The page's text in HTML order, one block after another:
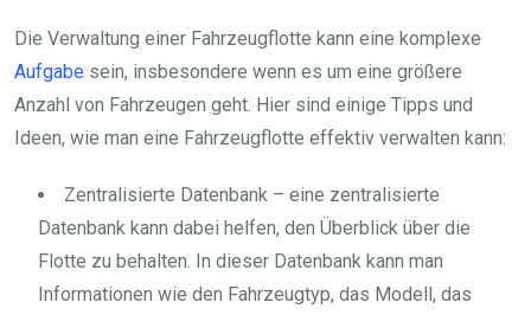
Die Verwaltung einer Fahrzeugflotte kann eine komplexe
Aufgabe sein, insbesondere wenn es um eine größere
Anzahl von Fahrzeugen geht. Hier sind einige Tipps und
Ideen, wie man eine Fahrzeugflotte effektiv verwalten kann:
Zentralisierte Datenbank – eine zentralisierte
Datenbank kann dabei helfen, den Überblick über die
Flotte zu behalten. In dieser Datenbank kann man
Informationen wie den Fahrzeugtyp, das Modell, das